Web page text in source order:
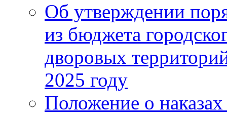
Об утверждении
из бюджета
дворовых
2025 году
Положение о